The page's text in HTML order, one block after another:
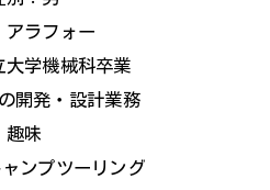
アラフォー
大学機械科卒業
開発・設計業務
趣味
ンプツーリング